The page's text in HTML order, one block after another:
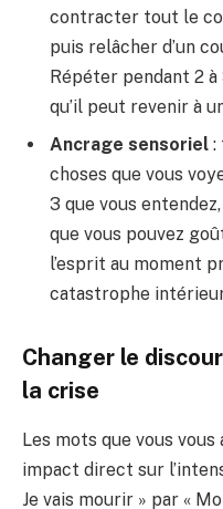
contracter tout le
puis relâcher d’un
Répéter pendant 2
qu’il peut revenir à
Ancrage sensoriel :
choses que vous
3 que vous
que vous pouvez
l’esprit au moment
catastrophe
Changer le
la crise
Les mots que vous
impact direct sur
Je vais mourir » par «